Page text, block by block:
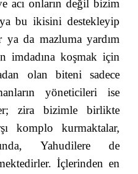
acı onların değil bizim
ya bu ikisini destekleyip
ya da mazluma yardım
imdadına koşmak için
olan biteni sadece
yöneticileri ise
zira bizimle birlikte
komplo kurmaktalar,
Yahudilere de
İçlerinden en